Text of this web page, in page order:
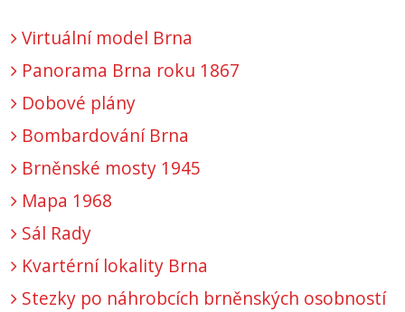
Virtuální model Brna
Panorama Brna roku 1867
Dobové plány
Bombardování Brna
Brněnské mosty 1945
Mapa 1968
Sál Rady
Kvartérní lokality Brna
Stezky po náhrobcích brněnských osobností